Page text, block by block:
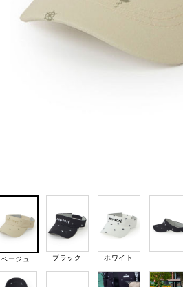
ベージュ ブラック ホワイト